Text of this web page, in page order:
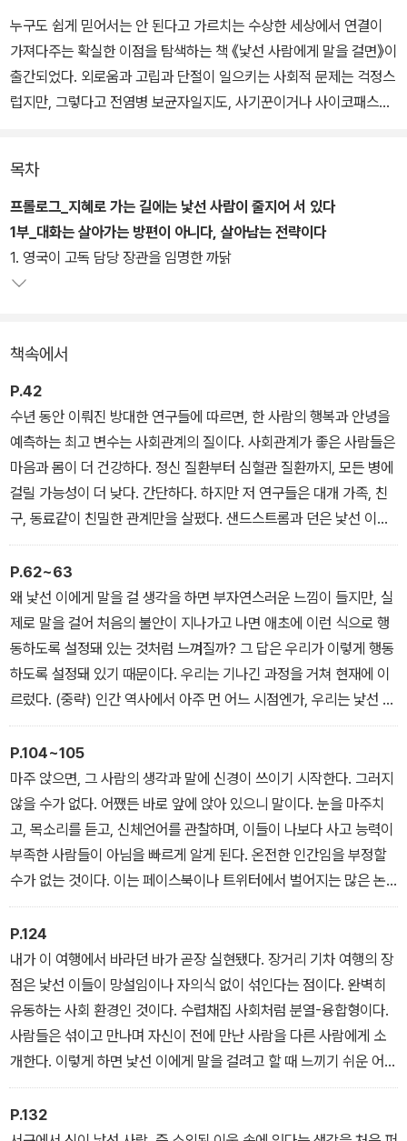
누구도 쉽게 믿어서는 안 된다고 가르치는 수상한 세상에서 연결이
가져다주는 확실한 이점을 탐색하는 책 《낯선 사람에게 말을 걸면》이
출간되었다. 외로움과 고립과 단절이 일으키는 사회적 문제는 걱정스
럽지만, 그렇다고 전염병 보균자일지도, 사기꾼이거나 사이코패스일
평평해지고 넓어졌다지만 실제 우리가 만나는 세상은 왜소해지고 쪼
그라들었다. 우리는 벽을 쌓고, 이방인을 경계하기에 바쁘다. 그런데
그래도 괜찮은 걸까? 지금 가장 친한 친구도, 사랑스러운 연인도, 믿
을 만한 동료도 한때는 모두 ‘낯선 사람’이었는데 말이다.
것이 어떤 의미를 갖는지 직접 알아보기 위해 취재 여행을 시작했다.
그는 영국 런던으로 날아가 낯선 사람에게 말 거는 기술을 배우는 클
래스를 수강하고, 뉴욕 한복판에 간이 고해성사실을 꾸려 ‘무조건 경
청해주기 운동’을 벌이는 사회운동가를 취재하고, 미국 횡단열차를
타고 생면부지의 사람과 대화를 나누는 프로그램에 참여한다. 인류학
자와 심리학자, 생물학자, 정치학자 등 여러 분야의 저명한 전문가를
만나 그들의 최신 연구 성과를 갈무리한다. 유발 하라리의 《사피엔
절의 유혹을 넘어 끊임없이 연결을 선택했는지, 처음 만난 낯선 사람
에게 왜 다정한 태도로 친절을 베풀었는지, 어떻게 두려움을 넘어 다
른 세계를 만날 용기를 낼 수 있었는지를 설명해준다.
목차
프롤로그_지혜로 가는 길에는 낯선 사람이 줄지어 서 있다
1부_대화는 살아가는 방편이 아니다, 살아남는 전략이다
1. 영국이 고독 담당 장관을 임명한 까닭
책속에서
P.42
수년 동안 이뤄진 방대한 연구들에 따르면, 한 사람의 행복과 안녕을
예측하는 최고 변수는 사회관계의 질이다. 사회관계가 좋은 사람들은
마음과 몸이 더 건강하다. 정신 질환부터 심혈관 질환까지, 모든 병에
걸릴 가능성이 더 낮다. 간단하다. 하지만 저 연구들은 대개 가족, 친
구, 동료같이 친밀한 관계만을 살폈다. 샌드스트롬과 던은 낯선 이와
의 상호작용도 우리에게 좋은 영향을 미치는지 알아보려 했다. 친밀
한 관계의 대체식이 아니라 보완식으로서, 다시 말해 더 균형 잡힌 사
회관계의 식단을 만드는 데 도움이 되는 방법으로서 말이다. (중략)
그 결과 두 사람의 가설은 옳았다.
P.62~63
왜 낯선 이에게 말을 걸 생각을 하면 부자연스러운 느낌이 들지만, 실
제로 말을 걸어 처음의 불안이 지나가고 나면 애초에 이런 식으로 행
동하도록 설정돼 있는 것처럼 느껴질까? 그 답은 우리가 이렇게 행동
하도록 설정돼 있기 때문이다. 우리는 기나긴 과정을 거쳐 현재에 이
르렀다. (중략) 인간 역사에서 아주 먼 어느 시점엔가, 우리는 낯선 이
들을 만나기 시작했다. 낯선 이들을 죽이거나 피하지 않고 그들로부
터 배우고 그들과 거래했다. 우리는 낯선 이들의 자원에 접근할 수 있
는 기회와 동료애를 얻었고, 그 관계를 활용해 그들의 더 먼 이웃, 그
리고 더 먼 이웃의 자원, 기술, 아이디어를 소개받았다. 이로부터 문명
이 생겨났다. 뿐만 아니라 새로운 종이 생겨났다. 우리는 과학자들이
말하는 ‘진화상의 극적 변이’가 됐다. 즉, 초협력하는 유인원 말이다.
P.104~105
마주 앉으면, 그 사람의 생각과 말에 신경이 쓰이기 시작한다. 그러지
않을 수가 없다. 어쨌든 바로 앞에 앉아 있으니 말이다. 눈을 마주치
고, 목소리를 듣고, 신체언어를 관찰하며, 이들이 나보다 사고 능력이
부족한 사람들이 아님을 빠르게 알게 된다. 온전한 인간임을 부정할
수가 없는 것이다. 이는 페이스북이나 트위터에서 벌어지는 많은 논
쟁과는 다른 세계다. 페이스북이나 트위터에서는 우리에게 모욕당한
사람들의 얼굴에 떠오른 고통이나 분노에 찬 표정을 의식할 필요 없
이 하고 싶은 말을 떠들어댈 수 있다. 상대방도 마찬가지다. 또 동맹자
들로부터 받은 ‘좋아요’ 수와 클릭 수와 승인이 다른 사람들의 복잡성
을 축소하도록 자극한다.
P.124
내가 이 여행에서 바라던 바가 곧장 실현됐다. 장거리 기차 여행의 장
점은 낯선 이들이 망설임이나 자의식 없이 섞인다는 점이다. 완벽히
유동하는 사회 환경인 것이다. 수렵채집 사회처럼 분열-융합형이다.
사람들은 섞이고 만나며 자신이 전에 만난 사람을 다른 사람에게 소
개한다. 이렇게 하면 낯선 이에게 말을 걸려고 할 때 느끼기 쉬운 어색
함도 덩달아 줄어든다. 기차에 타고 있다는 이유로 대화에 초대되고,
같은 이유로 언제나 대화를 시작하는 데 쓸 수 있는 말이 있다. ‘어디
로 가시나요?’
P.132